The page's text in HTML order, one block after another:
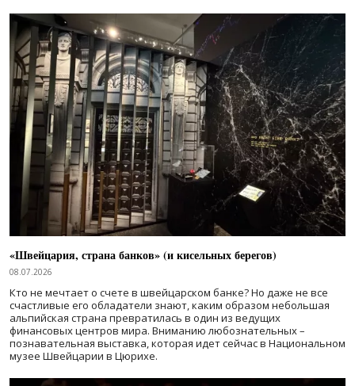
«Швейцария, страна банков» (и кисельных берегов)
08.07.2026
Кто не мечтает о счете в швейцарском банке? Но даже не все
счастливые его обладатели знают, каким образом небольшая
альпийская страна превратилась в один из ведущих
финансовых центров мира. Вниманию любознательных –
познавательная выставка, которая идет сейчас в Национальном
музее Швейцарии в Цюрихе.